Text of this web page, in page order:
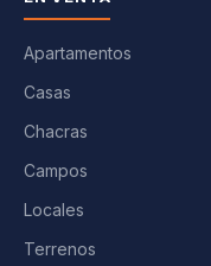
Apartamentos
Casas
Chacras
Campos
Locales
Terrenos